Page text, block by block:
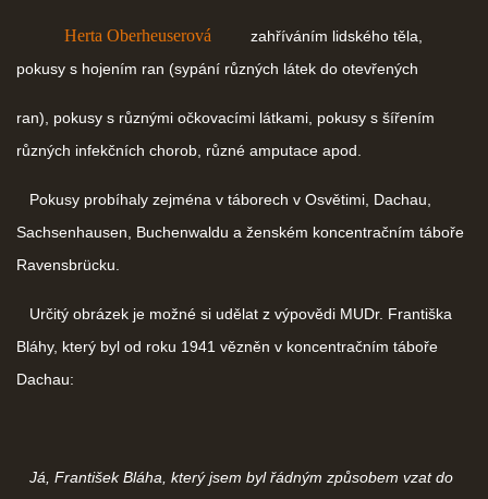
Herta Oberheuserová
zahříváním lidského těla,
pokusy s hojením ran (sypání různých látek do otevřených
ran), pokusy s různými očkovacími látkami, pokusy s šířením
různých infekčních chorob, různé amputace apod.
Pokusy probíhaly zejména v táborech v Osvětimi, Dachau,
Sachsenhausen, Buchenwaldu a ženském koncentračním táboře
Ravensbrücku.
Určitý obrázek je možné si udělat z výpovědi MUDr. Františka
Bláhy, který byl od roku 1941 vězněn v koncentračním táboře
Dachau:
Já, František Bláha, který jsem byl řádným způsobem vzat do